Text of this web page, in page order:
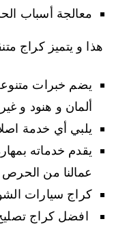
معالجة أسباب
هذا و يتميز كراج
يضم خبرات
ألمان و هنود و
يلبي أي خدمة اصلاح
يقدم خدماته
عمالنا من الحرص
كراج سيارات
افضل كراج